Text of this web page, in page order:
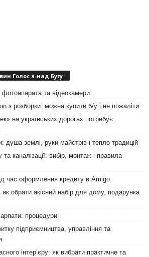
Голос з-над Бугу
та відеокамери
з розборки: можна купити б/у і не пожаліти
на українських дорогах потребує
душа землі, руки майстрів і тепло традицій
каналізації: вибір, монтаж і правила
час оформлення кредиту в Amigo
обрати якісний набір для дому, подарунка
процедури
підприємництва, управління та
інтер’єру: як вибрати практичне та